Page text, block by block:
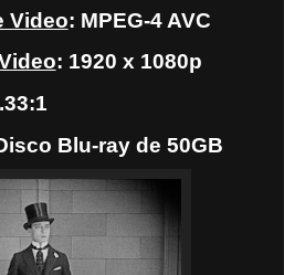
Video: MPEG-4 AVC
: 1920 x 1080p
Blu-ray de 50GB